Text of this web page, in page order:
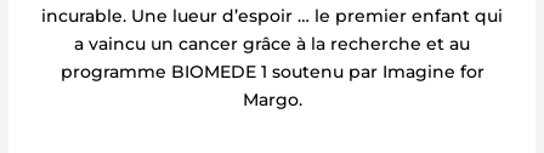
incurable. Une lueur d’espoir … le premier enfant qui
a vaincu un cancer grâce à la recherche et au
programme BIOMEDE 1 soutenu par Imagine for
Margo.